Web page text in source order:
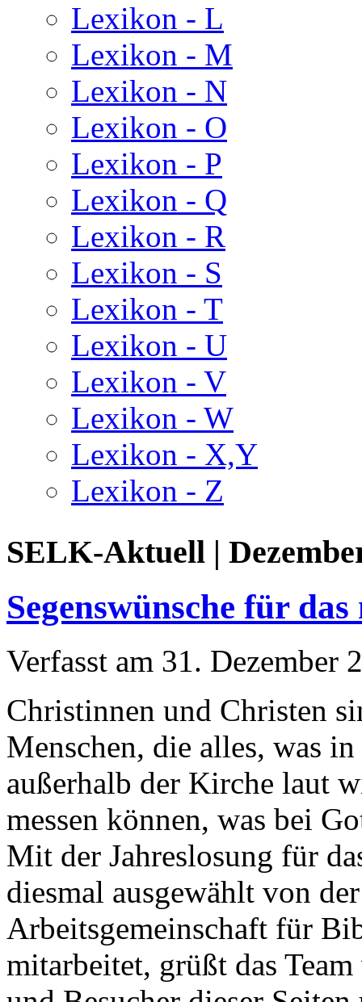
Lexikon - L
Lexikon - M
Lexikon - N
Lexikon - O
Lexikon - P
Lexikon - Q
Lexikon - R
Lexikon - S
Lexikon - T
Lexikon - U
Lexikon - V
Lexikon - W
Lexikon - X,Y
Lexikon - Z
SELK-Aktuell |
Segenswünsche für
Verfasst am 31. Dezember
Christinnen und Christen
Menschen, die alles, was
außerhalb der Kirche laut
messen können, was bei
Mit der Jahreslosung für
diesmal ausgewählt von
Arbeitsgemeinschaft für
mitarbeitet, grüßt das